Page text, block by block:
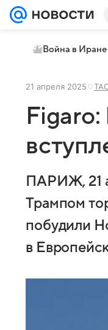
Война в Иране
21 апреля 2025
ПАРИЖ, 21
Трампом
побудили
в